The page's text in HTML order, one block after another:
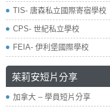
TIS- 唐森私立國際寄宿學校
CPS- 世紀私立學校
FEIA- 伊利堡國際學校
茱莉安短片分享
加拿大 – 學員短片分享